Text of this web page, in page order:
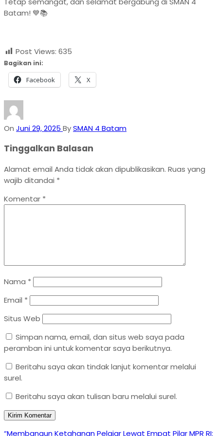
Batam! 💙📚
Post Views: 635
Bagikan ini:
Facebook X
On Juni 29, 2025 BySMAN 4 Batam
Tinggalkan Balasan
Alamat email Anda tidak akan dipublikasikan. Ruas yang
wajib ditandai *
Komentar *
Nama *
Email *
Situs Web
Simpan nama, email, dan situs web saya pada
peramban ini untuk komentar saya berikutnya.
Beritahu saya akan tindak lanjut komentar melalui
surel.
Beritahu saya akan tulisan baru melalui surel.
Previous
“Membangun Ketahanan Pelajar Lewat Empat Pilar MPR RI: